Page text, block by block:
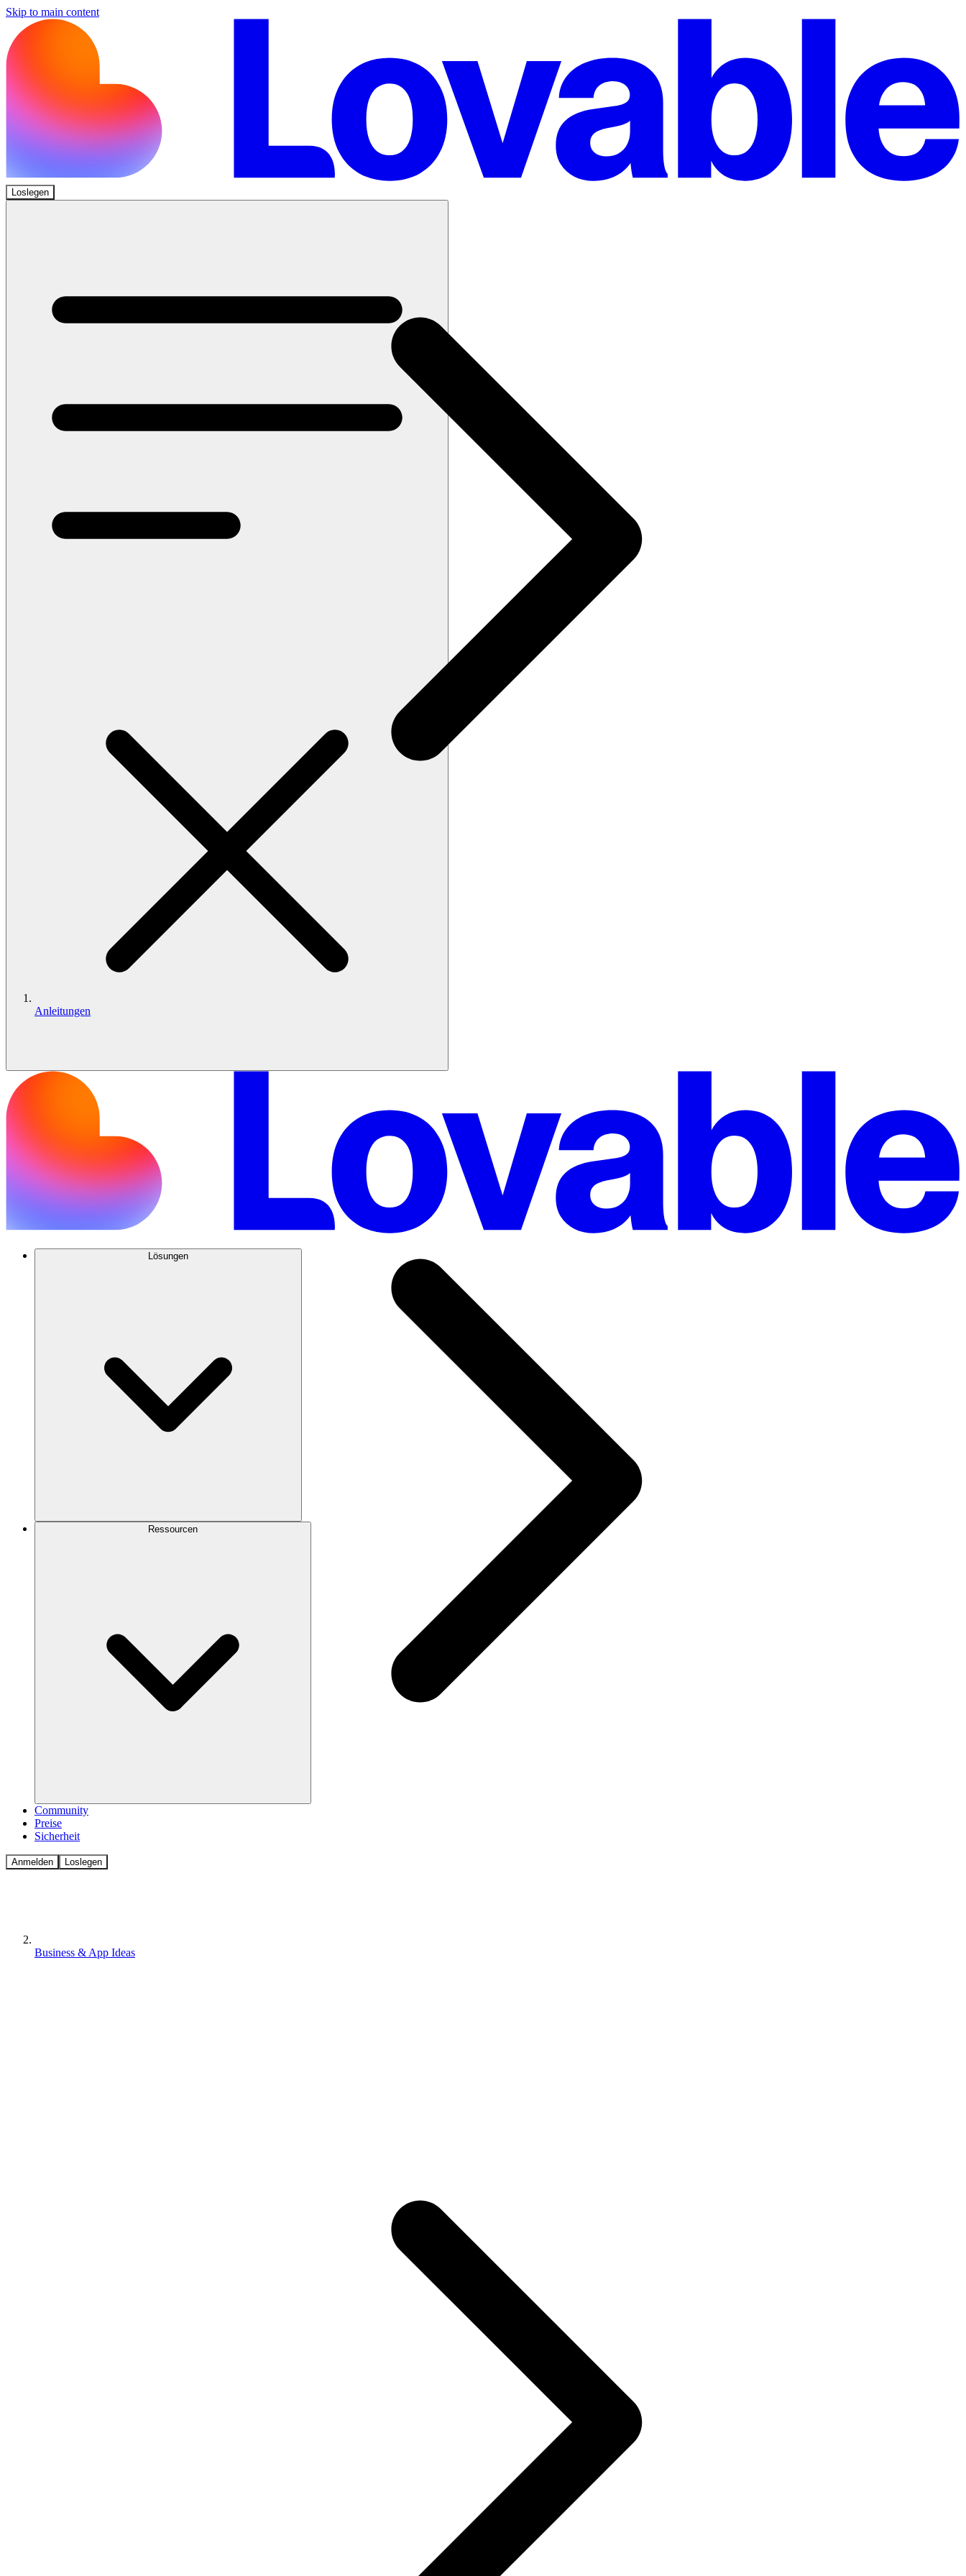
Skip to main content
Loslegen
Lösungen
Ressourcen
Community
Preise
Sicherheit
Anmelden Loslegen
Anleitungen
Business & App Ideas